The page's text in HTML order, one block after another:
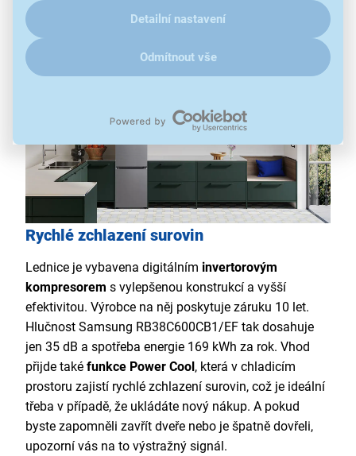
Detailní nastavení
Odmítnout vše
tedy účinně chlazeny a zůstávají čerstvější po delší
dobu.
Rychlé zchlazení surovin
Lednice je vybavena digitálním invertorovým
kompresorem s vylepšenou konstrukcí a vyšší
efektivitou. Výrobce na něj poskytuje záruku 10 let.
Hlučnost Samsung RB38C600CB1/EF tak dosahuje
jen 35 dB a spotřeba energie 169 kWh za rok. Vhod
přijde také funkce Power Cool, která v chladicím
prostoru zajistí rychlé zchlazení surovin, což je ideální
třeba v případě, že ukládáte nový nákup. A pokud
byste zapomněli zavřít dveře nebo je špatně dovřeli,
upozorní vás na to výstražný signál.